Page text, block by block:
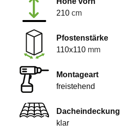
210 cm
Pfostenstärke
110x110 mm
Montageart
freistehend
Dacheindeckung
klar